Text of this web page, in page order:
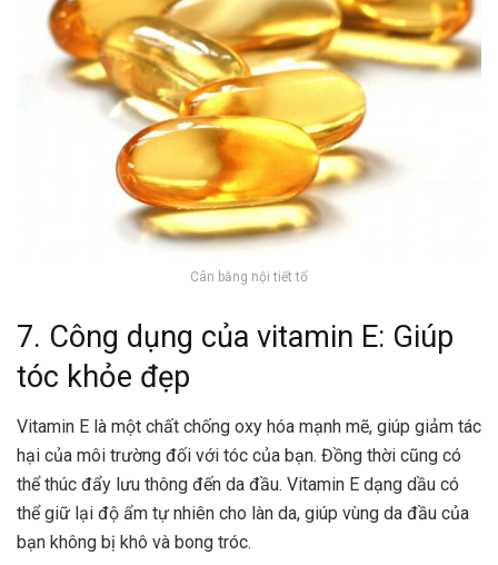
Cân bằng nội tiết tố
7. Công dụng của vitamin E: Giúp
tóc khỏe đẹp
Vitamin E là một chất chống oxy hóa mạnh mẽ, giúp giảm tác
hại của môi trường đối với tóc của bạn. Đồng thời cũng có
thể thúc đẩy lưu thông đến da đầu. Vitamin E dạng dầu có
thể giữ lại độ ẩm tự nhiên cho làn da, giúp vùng da đầu của
bạn không bị khô và bong tróc.